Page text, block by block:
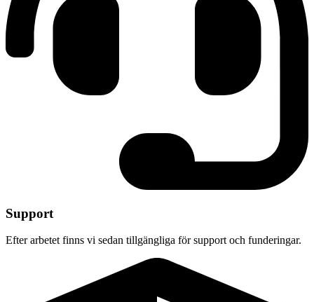
Support
Efter arbetet finns vi sedan tillgängliga för support och funderingar.